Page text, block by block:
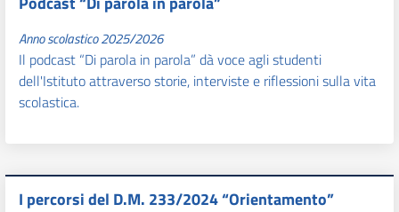
Anno scolastico 2025/2026
Il podcast “Di parola in parola” dà voce agli studenti
dell'Istituto attraverso storie, interviste e riflessioni sulla vita
scolastica.
I percorsi del D.M. 233/2024 “Orientamento”